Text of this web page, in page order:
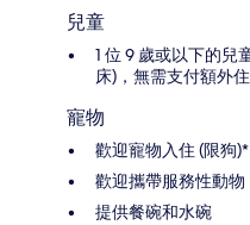
兒童
1 位 9 歲或以下的兒
床)，無需支付額外
寵物
歡迎寵物入住 (限狗)*
歡迎攜帶服務性動物
提供餐碗和水碗